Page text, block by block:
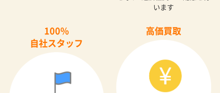
います
100%
自社スタッフ
高価買取